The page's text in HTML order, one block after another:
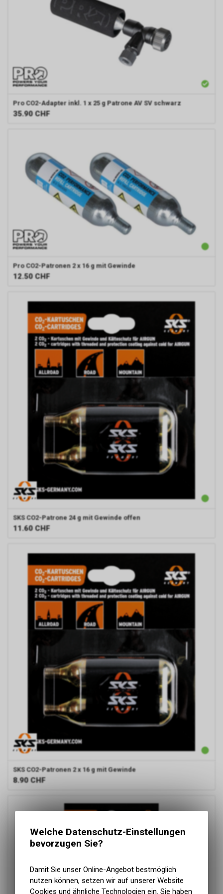
Pro CO2-Adapter inkl. 1 x 25 g Patrone AV SV schwarz
35.90 CHF
Pro CO2-Patronen 2 x 16 g mit Gewinde
12.50 CHF
SKS CO2-Patrone 24 g mit Gewinde offen
11.60 CHF
SKS CO2-Patronen 2 x 16 g mit Gewinde
8.90 CHF
Welche Datenschutz-Einstellungen
bevorzugen Sie?
Damit Sie unser Online-Angebot bestmöglich
nutzen können, setzen wir auf unserer Website
Cookies und ähnliche Technologien ein. Sie haben